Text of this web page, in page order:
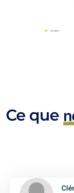
Ce que
Clément